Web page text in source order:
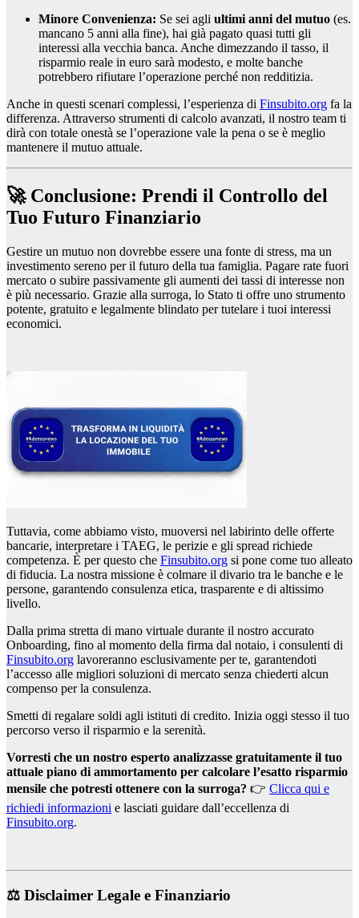
Minore Convenienza: Se sei agli ultimi anni del mutuo (es.
mancano 5 anni alla fine), hai già pagato quasi tutti gli
interessi alla vecchia banca. Anche dimezzando il tasso, il
risparmio reale in euro sarà modesto, e molte banche
potrebbero rifiutare l’operazione perché non redditizia.
Anche in questi scenari complessi, l’esperienza di Finsubito.org fa la
differenza. Attraverso strumenti di calcolo avanzati, il nostro team ti
dirà con totale onestà se l’operazione vale la pena o se è meglio
mantenere il mutuo attuale.
🚀 Conclusione: Prendi il Controllo del
Tuo Futuro Finanziario
Gestire un mutuo non dovrebbe essere una fonte di stress, ma un
investimento sereno per il futuro della tua famiglia. Pagare rate fuori
mercato o subire passivamente gli aumenti dei tassi di interesse non
è più necessario. Grazie alla surroga, lo Stato ti offre uno strumento
potente, gratuito e legalmente blindato per tutelare i tuoi interessi
economici.
Tuttavia, come abbiamo visto, muoversi nel labirinto delle offerte
bancarie, interpretare i TAEG, le perizie e gli spread richiede
competenza. È per questo che Finsubito.org si pone come tuo alleato
di fiducia. La nostra missione è colmare il divario tra le banche e le
persone, garantendo consulenza etica, trasparente e di altissimo
livello.
Dalla prima stretta di mano virtuale durante il nostro accurato
Onboarding, fino al momento della firma dal notaio, i consulenti di
Finsubito.org lavoreranno esclusivamente per te, garantendoti
l’accesso alle migliori soluzioni di mercato senza chiederti alcun
compenso per la consulenza.
Smetti di regalare soldi agli istituti di credito. Inizia oggi stesso il tuo
percorso verso il risparmio e la serenità.
Vorresti che un nostro esperto analizzasse gratuitamente il tuo
attuale piano di ammortamento per calcolare l’esatto risparmio
mensile che potresti ottenere con la surroga? 👉 Clicca qui e
richiedi informazioni e lasciati guidare dall’eccellenza di
Finsubito.org.
⚖️ Disclaimer Legale e Finanziario